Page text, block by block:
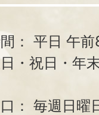
： 平日 午
・祝日・年
： 毎週日曜